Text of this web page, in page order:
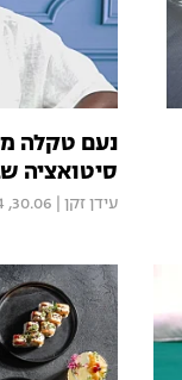
נעם טקלה
סיטואציה
עידן זקן 30.06, 13:34